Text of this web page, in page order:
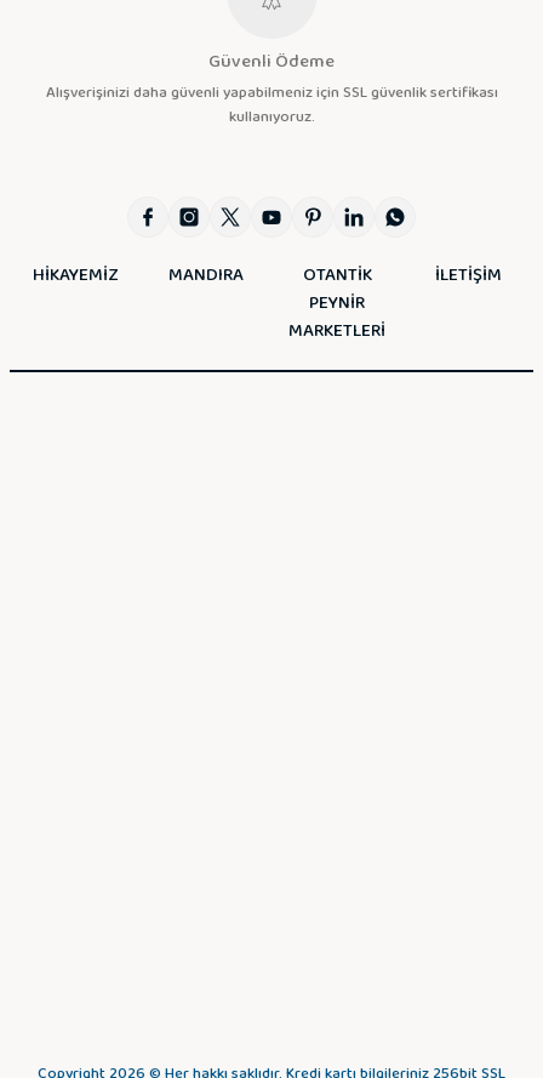
Güvenli Ödeme
Alışverişinizi daha güvenli yapabilmeniz için SSL güvenlik sertifikası
kullanıyoruz.
HİKAYEMİZ MANDIRA
OTANTİK
PEYNİR
MARKETLERİ
İLETİŞİM